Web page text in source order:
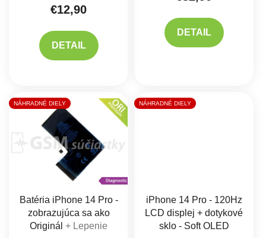
€12,90
DETAIL
DETAIL
NÁHRADNÉ DIELY
Batéria iPhone 14 Pro -
zobrazujúca sa ako
Originál+ Lepenie
NÁHRADNÉ DIELY
iPhone 14 Pro - 120Hz
LCD displej + dotykové
sklo - Soft OLED